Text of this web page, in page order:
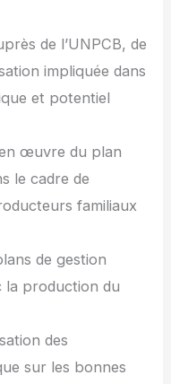
de l’UNPCB, de
impliquée dans
et potentiel
œuvre du plan
le cadre de
familiaux
de gestion
la production du
des
sur les bonnes